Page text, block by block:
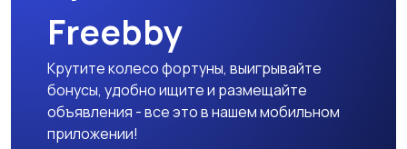
Freebby
Крутите колесо фортуны, выигрывайте
бонусы, удобно ищите и размещайте
объявления - все это в нашем мобильном
приложении!